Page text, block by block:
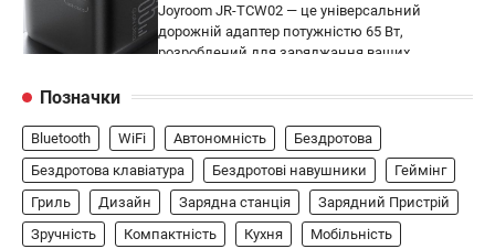
Joyroom JR-TCW02 — це універсальний
дорожній адаптер потужністю 65 Вт,
розроблений для заряджання ваших
Бездротовий контролер 8BitDo Lite
SE 2.4G для Xbox
В'ячеслав 2024-09-03
8BitDo Lite SE 2.4G — це компактний
Позначки
Bluetooth WiFi Автономність
Бездротова
Бездротова клавіатура
Бездротові навушники
Геймінг
Гриль
Дизайн Зарядна станція
Зарядний Пристрій
Зручність
Компактність Кухня
Мобільність